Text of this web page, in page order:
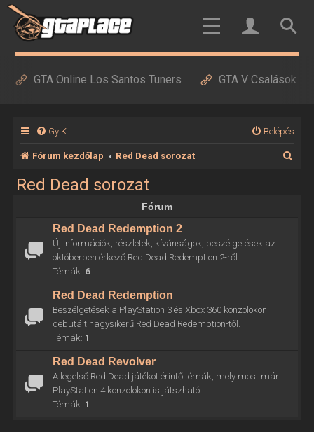
GTA Online Los Santos Tuners GTA V Csalások
GyIK Belépés
Fórum kezdőlap Red Dead sorozat
Red Dead sorozat
Fórum
Red Dead Redemption 2
Új információk, részletek, kívánságok, beszélgetések az
októberben érkező Red Dead Redemption 2-ről.
Témák: 6
Red Dead Redemption
Beszélgetések a PlayStation 3 és Xbox 360 konzolokon
debütált nagysikerű Red Dead Redemption-től.
Témák: 1
Red Dead Revolver
A legelső Red Dead játékot érintő témák, mely most már
PlayStation 4 konzolokon is játszható.
Témák: 1